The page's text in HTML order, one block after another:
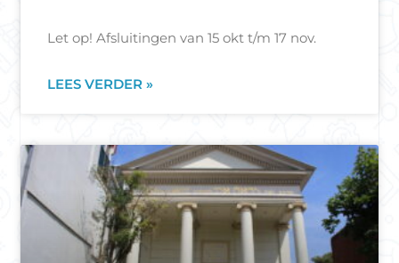
Let op! Afsluitingen van 15 okt t/m 17 nov.
LEES VERDER »